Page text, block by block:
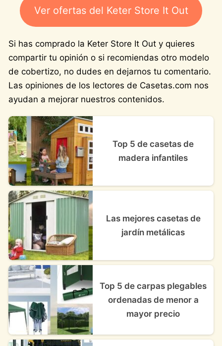
Ver ofertas del Keter Store It Out
Si has comprado la Keter Store It Out y quieres
compartir tu opinión o si recomiendas otro modelo
de cobertizo, no dudes en dejarnos tu comentario.
Las opiniones de los lectores de Casetas.com nos
ayudan a mejorar nuestros contenidos.
Top 5 de casetas de
madera infantiles
Las mejores casetas de
jardín metálicas
Top 5 de carpas plegables
ordenadas de menor a
mayor precio